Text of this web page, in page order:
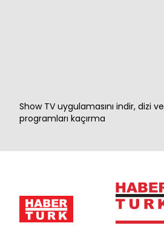
Show TV uygulamasını indir, dizi ve
programları kaçırma